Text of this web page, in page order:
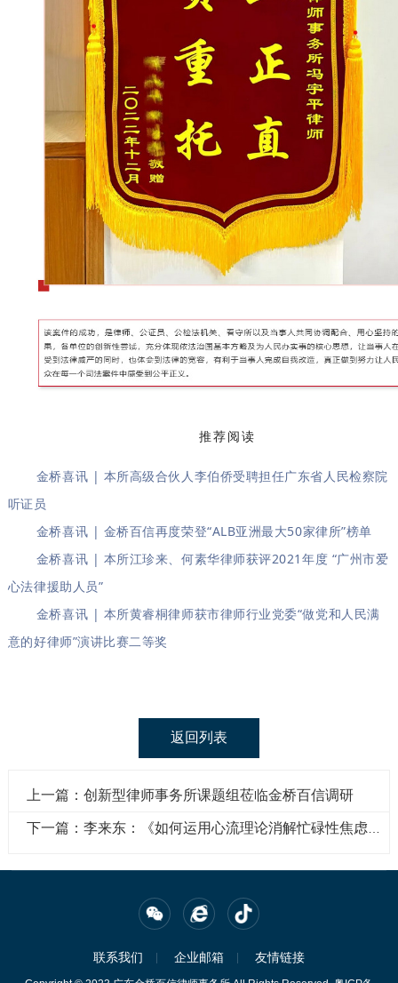
推荐阅读
金桥喜讯 | 本所高级合伙人李伯侨受聘担任广东省人民检察院
听证员
金桥喜讯 | 金桥百信再度荣登“ALB亚洲最大50家律所”榜单
金桥喜讯 | 本所江珍来、何素华律师获评2021年度 “广州市爱
心法律援助人员”
金桥喜讯 | 本所黄睿桐律师获市律师行业党委“做党和人民满
意的好律师”演讲比赛二等奖
返回列表
上一篇：创新型律师事务所课题组莅临金桥百信调研
联系我们 企业邮箱 友情链接